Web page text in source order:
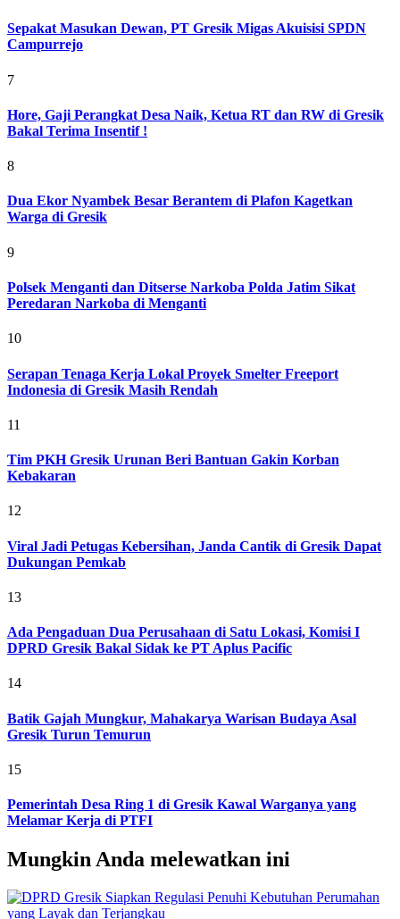
Sepakat Masukan Dewan, PT Gresik Migas Akuisisi SPDN
Campurrejo
7
Hore, Gaji Perangkat Desa Naik, Ketua RT dan RW di Gresik
Bakal Terima Insentif !
8
Dua Ekor Nyambek Besar Berantem di Plafon Kagetkan
Warga di Gresik
9
Polsek Menganti dan Ditserse Narkoba Polda Jatim Sikat
Peredaran Narkoba di Menganti
10
Serapan Tenaga Kerja Lokal Proyek Smelter Freeport
Indonesia di Gresik Masih Rendah
11
Tim PKH Gresik Urunan Beri Bantuan Gakin Korban
Kebakaran
12
Viral Jadi Petugas Kebersihan, Janda Cantik di Gresik Dapat
Dukungan Pemkab
13
Ada Pengaduan Dua Perusahaan di Satu Lokasi, Komisi I
DPRD Gresik Bakal Sidak ke PT Aplus Pacific
14
Batik Gajah Mungkur, Mahakarya Warisan Budaya Asal
Gresik Turun Temurun
15
Pemerintah Desa Ring 1 di Gresik Kawal Warganya yang
Melamar Kerja di PTFI
Mungkin Anda melewatkan ini